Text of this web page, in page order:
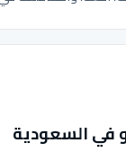
في السعودية